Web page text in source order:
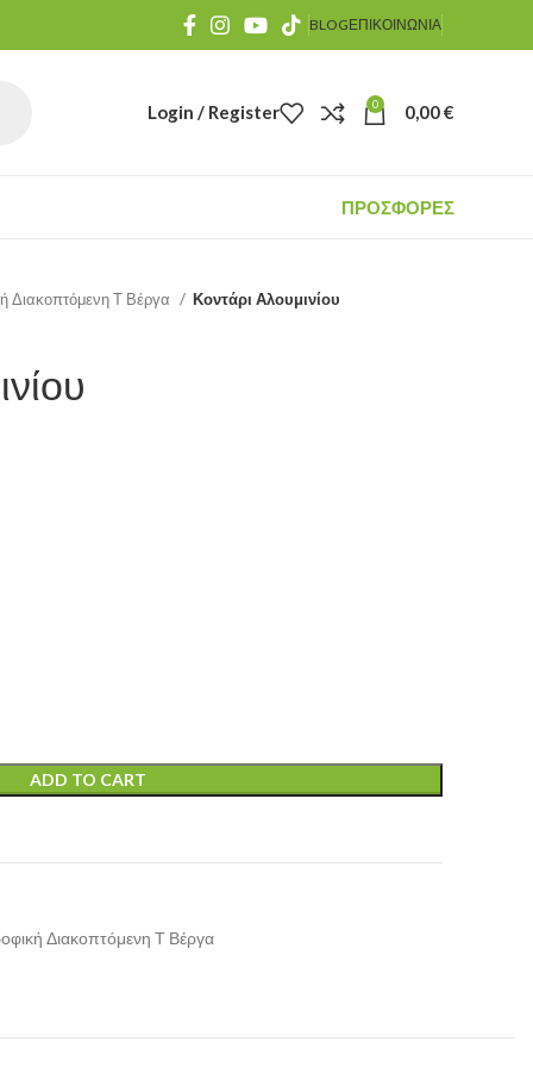
BLOGΕΠΙΚΟΙΝΩΝΙΑ
Login / Register 0 0,00€
ΠΡΟΣΦΟΡΕΣ
Διακοπτόμενη Τ Βέργα Κοντάρι Αλουμινίου
ADD TO CART
Διακοπτόμενη Τ Βέργα